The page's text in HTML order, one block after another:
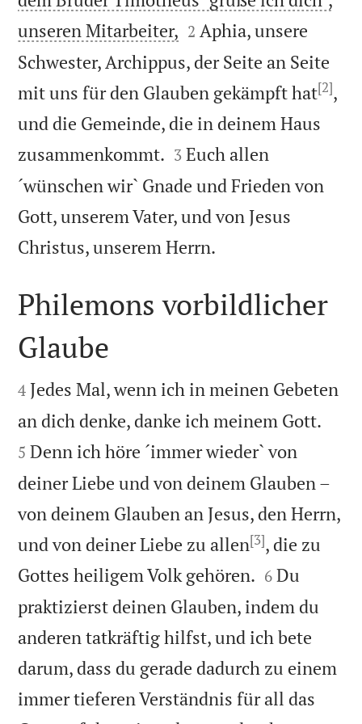
unseren Mitarbeiter, 

2 Aphia, unsere
Schwester, Archippus, der Seite an Seite
mit uns für den Glauben gekämpft hat[2],
und die Gemeinde, die in deinem Haus
zusammenkommt. 

3 Euch allen
´wünschen wir` Gnade und Frieden von
Gott, unserem Vater, und von Jesus
Christus, unserem Herrn.

Philemons vorbildlicher
Glaube

4 Jedes Mal, wenn ich in meinen Gebeten
an dich denke, danke ich meinem Gott.
5 Denn ich höre ´immer wieder` von
deiner Liebe und von deinem Glauben –
von deinem Glauben an Jesus, den Herrn,
und von deiner Liebe zu allen[3], die zu
Gottes heiligem Volk gehören. 

6 Du
praktizierst deinen Glauben, indem du
anderen tatkräftig hilfst, und ich bete
darum, dass du gerade dadurch zu einem
immer tieferen Verständnis für all das